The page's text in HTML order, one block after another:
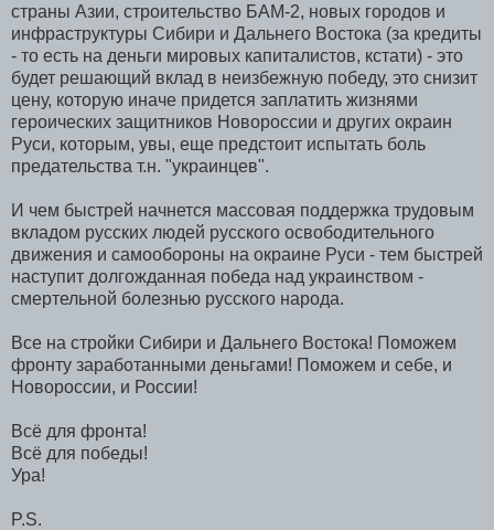
страны Азии, строительство БАМ-2, новых городов и
инфраструктуры Сибири и Дальнего Востока (за кредиты
- то есть на деньги мировых капиталистов, кстати) - это
будет решающий вклад в неизбежную победу, это снизит
цену, которую иначе придется заплатить жизнями
героических защитников Новороссии и других окраин
Руси, которым, увы, еще предстоит испытать боль
предательства т.н. "украинцев".
И чем быстрей начнется массовая поддержка трудовым
вкладом русских людей русского освободительного
движения и самообороны на окраине Руси - тем быстрей
наступит долгожданная победа над украинством -
смертельной болезнью русского народа.
Все на стройки Сибири и Дальнего Востока! Поможем
фронту заработанными деньгами! Поможем и себе, и
Новороссии, и России!
Всё для фронта!
Всё для победы!
Ура!
P.S.